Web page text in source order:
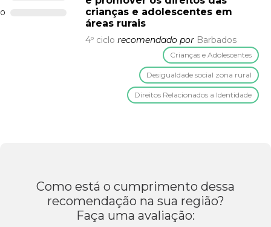
0
crianças e adolescentes em
áreas rurais
4º ciclo recomendado por Barbados
Crianças e Adolescentes
Desigualdade social zona rural
Direitos Relacionados a Identidade
Como está o cumprimento dessa
recomendação na sua região?
Faça uma avaliação: